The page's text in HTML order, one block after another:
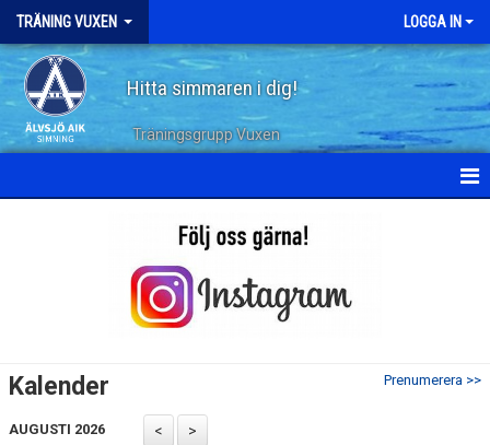
TRÄNING VUXEN LOGGA IN
Hitta simmaren i dig!
Träningsgrupp Vuxen
TERMINSPLANERING
Prenumerera >>
Kalender
AUGUSTI 2026